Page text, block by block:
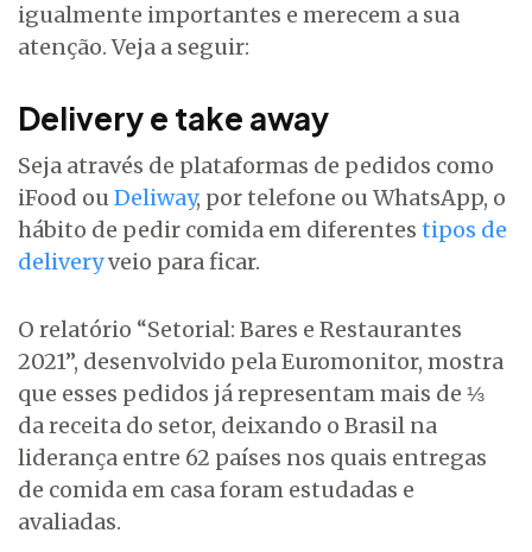
igualmente importantes e merecem a sua
atenção. Veja a seguir:
Delivery e take away
Seja através de plataformas de pedidos como
iFood ou Deliway, por telefone ou WhatsApp, o
hábito de pedir comida em diferentes tipos de
deliveryveio para ficar.
O relatório “Setorial: Bares e Restaurantes
2021”, desenvolvido pela Euromonitor, mostra
que esses pedidos já representam mais de ⅓
da receita do setor, deixando o Brasil na
liderança entre 62 países nos quais entregas
de comida em casa foram estudadas e
avaliadas.